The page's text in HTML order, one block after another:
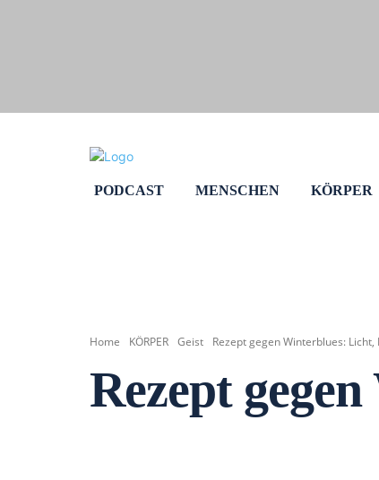
PODCAST MENSCHEN KÖRPER
Home KÖRPER Geist Rezept gegen Winterblues:
Rezept